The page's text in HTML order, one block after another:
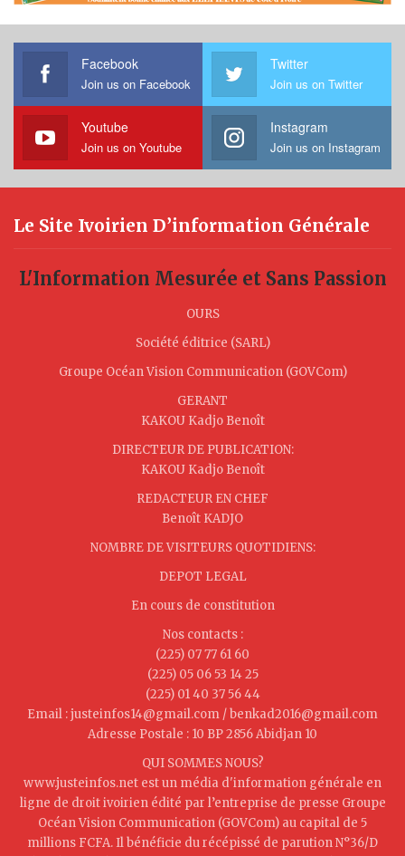
Facebook
Join us on Facebook
Twitter
Join us on Twitter
Youtube
Join us on Youtube
Instagram
Join us on Instagram
Le Site Ivoirien D’information Générale
L'Information Mesurée et Sans Passion
OURS
Société éditrice (SARL)
Groupe Océan Vision Communication (GOVCom)
GERANT
KAKOU Kadjo Benoît
DIRECTEUR DE PUBLICATION:
KAKOU Kadjo Benoît
REDACTEUR EN CHEF
Benoît KADJO
NOMBRE DE VISITEURS QUOTIDIENS:
DEPOT LEGAL
En cours de constitution
Nos contacts :
(225) 07 77 61 60
(225) 05 06 53 14 25
(225) 01 40 37 56 44
Email : justeinfos14@gmail.com / benkad2016@gmail.com
Adresse Postale : 10 BP 2856 Abidjan 10
QUI SOMMES NOUS?
www.justeinfos.net est un média d'information générale en
ligne de droit ivoirien édité par l’entreprise de presse Groupe
Océan Vision Communication (GOVCom) au capital de 5
millions FCFA. Il bénéficie du récépissé de parution N°36/D